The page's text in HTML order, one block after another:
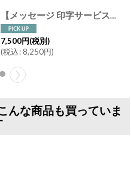
[ 18262-18263] 【メッセージ 印字サービス】【SALIU】結 YUI 土瓶 急須 330ml 湯呑み ギフト 3点Set 急須セット お茶の時間 美濃焼
7,500円(税別)
(税込: 8,250円)
んな商品も買っていま